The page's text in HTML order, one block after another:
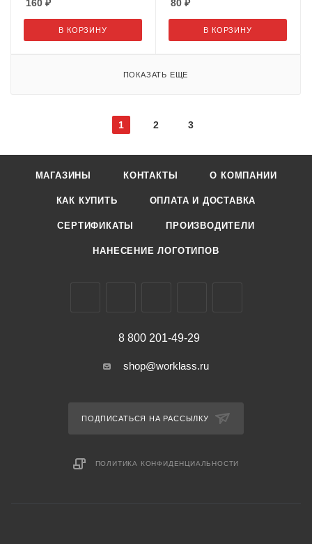
160 ₽
В КОРЗИНУ
80 ₽
В КОРЗИНУ
ПОКАЗАТЬ ЕЩЕ
1 2 3
МАГАЗИНЫ КОНТАКТЫ О КОМПАНИИ
КАК КУПИТЬ ОПЛАТА И ДОСТАВКА
СЕРТИФИКАТЫ ПРОИЗВОДИТЕЛИ
НАНЕСЕНИЕ ЛОГОТИПОВ
8 800 201-49-29
shop@worklass.ru
ПОДПИСАТЬСЯ НА РАССЫЛКУ
ПОЛИТИКА КОНФИДЕНЦИАЛЬНОСТИ